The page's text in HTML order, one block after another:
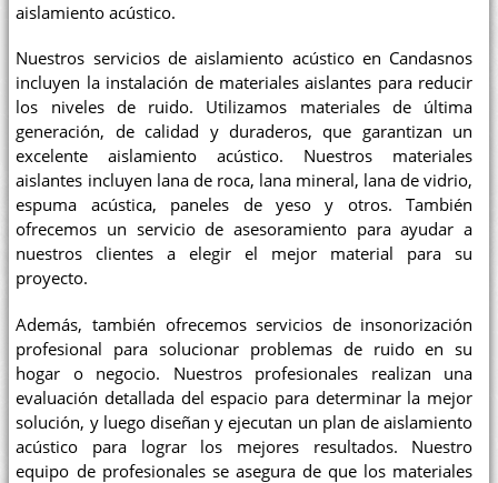
aislamiento acústico.
Nuestros servicios de aislamiento acústico en Candasnos
incluyen la instalación de materiales aislantes para reducir
los niveles de ruido. Utilizamos materiales de última
generación, de calidad y duraderos, que garantizan un
excelente aislamiento acústico. Nuestros materiales
aislantes incluyen lana de roca, lana mineral, lana de vidrio,
espuma acústica, paneles de yeso y otros. También
ofrecemos un servicio de asesoramiento para ayudar a
nuestros clientes a elegir el mejor material para su
proyecto.
Además, también ofrecemos servicios de insonorización
profesional para solucionar problemas de ruido en su
hogar o negocio. Nuestros profesionales realizan una
evaluación detallada del espacio para determinar la mejor
solución, y luego diseñan y ejecutan un plan de aislamiento
acústico para lograr los mejores resultados. Nuestro
equipo de profesionales se asegura de que los materiales